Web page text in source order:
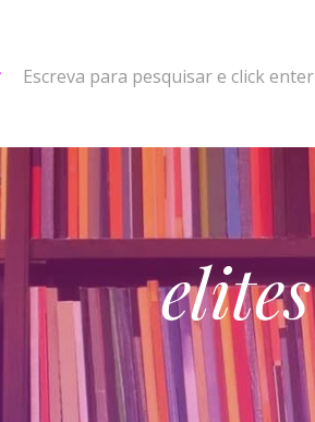
Escreva para pesquisar e click enter
elites